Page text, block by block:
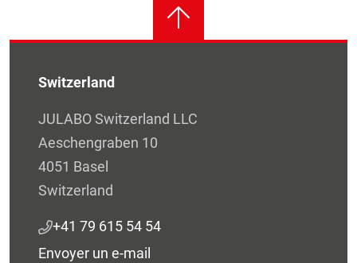
Switzerland
JULABO Switzerland LLC
Aeschengraben 10
4051 Basel
Switzerland
+41 79 615 54 54
Envoyer un e-mail